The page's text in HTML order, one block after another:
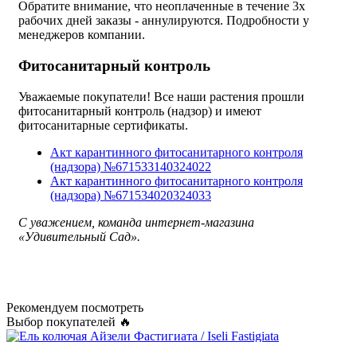
Обратите внимание, что неоплаченные в течение 3х
рабочих дней заказы - аннулируются. Подробности у
менеджеров компании.
Фитосанитарный контроль
Уважаемые покупатели! Все наши растения прошли
фитосанитарный контроль (надзор) и имеют
фитосанитарные сертификаты.
Акт карантинного фитосанитарного контроля
(надзора) №671533140324022
Акт карантинного фитосанитарного контроля
(надзора) №671534020324033
С уважением, команда интернет-магазина
«Удивительный Сад».
Рекомендуем посмотреть
Выбор покупателей 🔥